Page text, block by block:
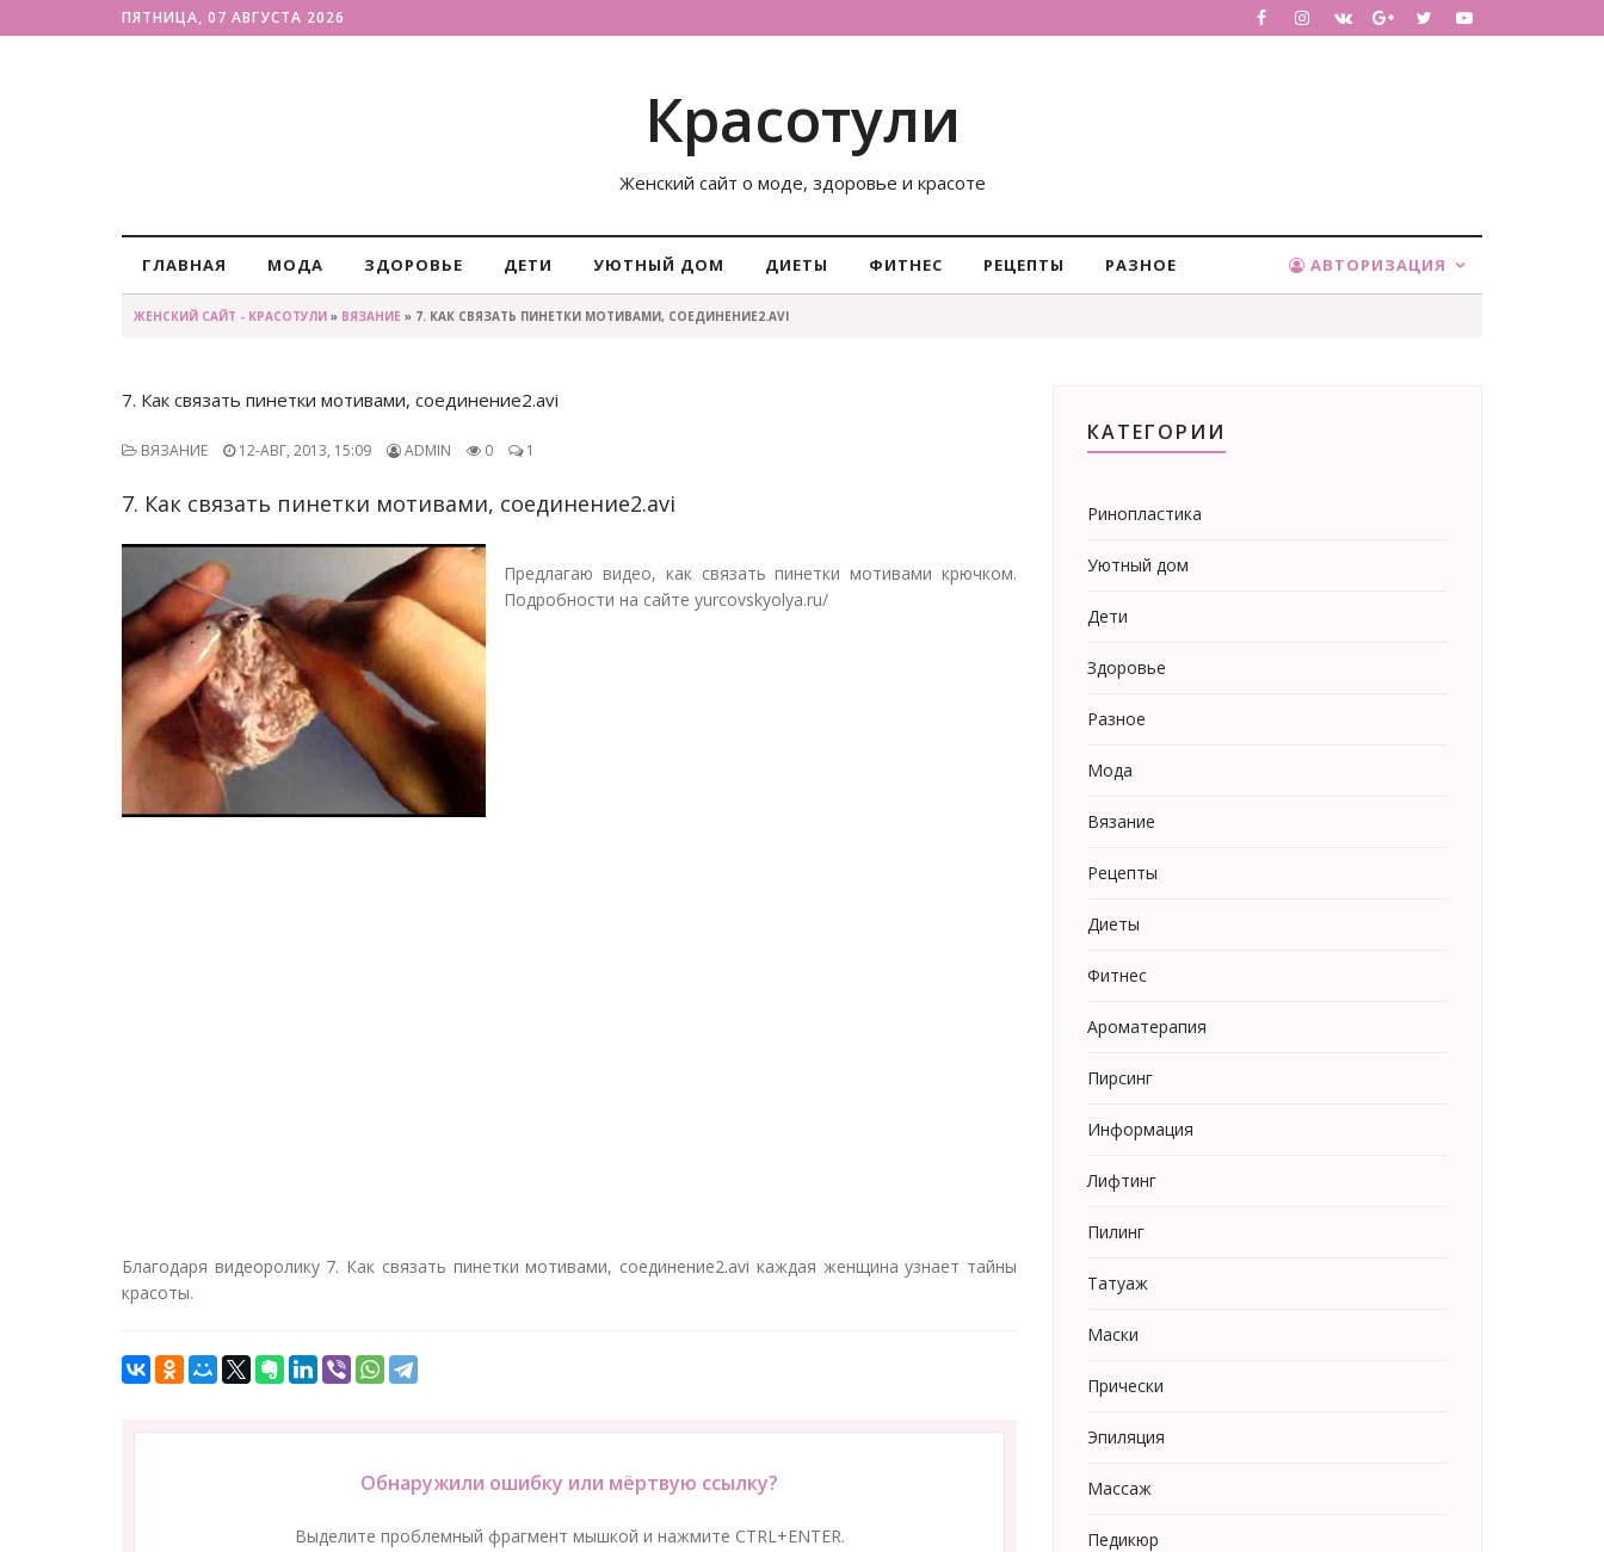
ПЯТНИЦА, 07 АВГУСТА 2026
Красотули
Женский сайт о моде, здоровье и красоте
ГЛАВНАЯ МОДА ЗДОРОВЬЕ ДЕТИ УЮТНЫЙ ДОМ ДИЕТЫ ФИТНЕС РЕЦЕПТЫ РАЗНОЕ АВТОРИЗАЦИЯ
ЖЕНСКИЙ САЙТ - КРАСОТУЛИ » ВЯЗАНИЕ » 7. КАК СВЯЗАТЬ ПИНЕТКИ МОТИВАМИ, СОЕДИНЕНИЕ2.AVI
7. Как связать пинетки мотивами, соединение2.avi
ВЯЗАНИЕ 12-АВГ, 2013, 15:09 ADMIN 0 1
7. Как связать пинетки мотивами, соединение2.avi
Предлагаю видео, как связать пинетки мотивами крючком.
Подробности на сайте yurcovskyolya.ru/
Благодаря видеоролику 7. Как связать пинетки мотивами, соединение2.avi каждая женщина узнает тайны
красоты.
Обнаружили ошибку или мёртвую ссылку?
Выделите проблемный фрагмент мышкой и нажмите CTRL+ENTER.
КАТЕГОРИИ
Ринопластика
Уютный дом
Дети
Здоровье
Разное
Мода
Вязание
Рецепты
Диеты
Фитнес
Ароматерапия
Пирсинг
Информация
Лифтинг
Пилинг
Татуаж
Маски
Прически
Эпиляция
Массаж
Педикюр